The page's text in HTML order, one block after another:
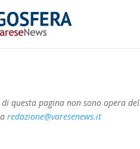
questa pagina non sono opera
aredazione@varesenews.it